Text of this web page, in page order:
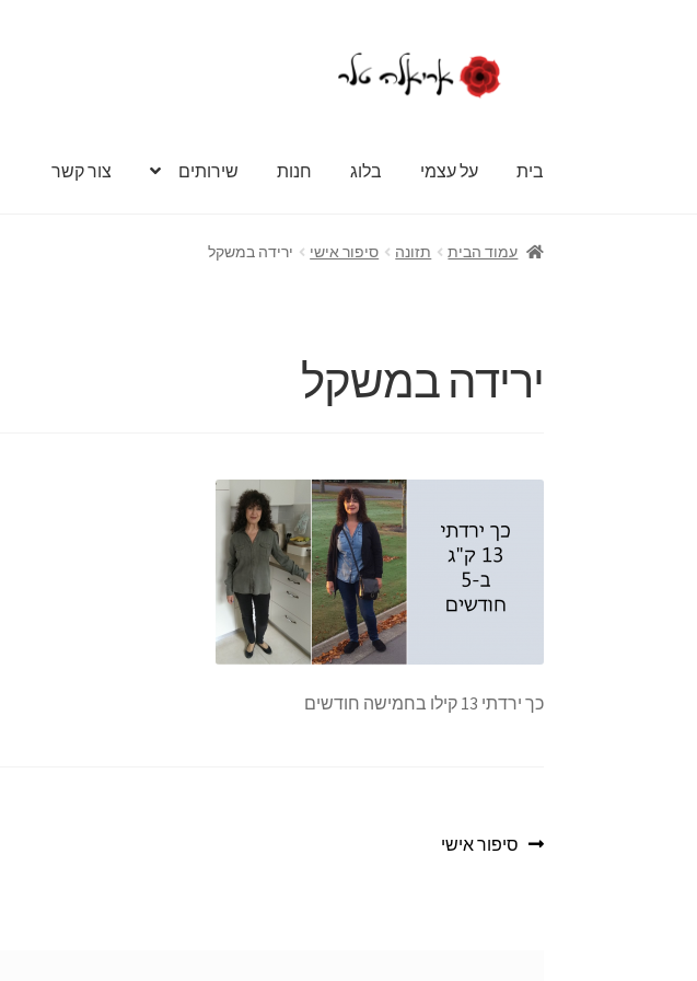
בית על עצמי בלוג חנות שירותים צור קשר
עמוד הבית תזונה סיפור אישי ירידה במשקל
ירידה במשקל
כך ירדתי 13 קילו בחמישה חודשים
ניווט
הפוסט
סיפור אישי